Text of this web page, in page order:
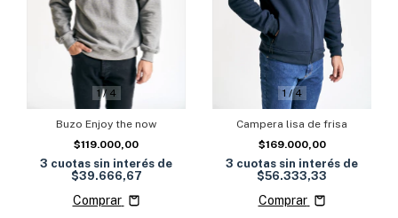
1/ 4
Buzo Enjoy the now
$119.000,00
3 cuotas sin interés de
$39.666,67
Comprar
1 /4
Campera lisa de frisa
$169.000,00
3 cuotas sin interés de
$56.333,33
Comprar